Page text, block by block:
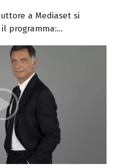
a Mediaset si
programma:...